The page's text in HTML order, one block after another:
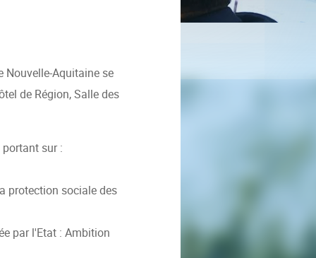
Nouvelle-Aquitaine se
de Région, Salle des
portant sur :
protection sociale des
par l'Etat : Ambition